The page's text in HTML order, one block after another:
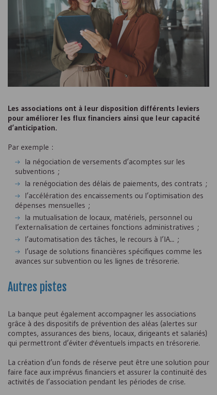
Les associations ont à leur disposition différents leviers
pour améliorer les flux financiers ainsi que leur capacité
d’anticipation.
Par exemple :
la négociation de versements d’acomptes sur les
subventions ;
la renégociation des délais de paiements, des contrats ;
l’accélération des encaissements ou l’optimisation des
dépenses mensuelles ;
la mutualisation de locaux, matériels, personnel ou
l’externalisation de certaines fonctions administratives ;
l’automatisation des tâches, le recours à l’IA... ;
l’usage de solutions financières spécifiques comme les
avances sur subvention ou les lignes de trésorerie.
Autres pistes
La banque peut également accompagner les associations
grâce à des dispositifs de prévention des aléas (alertes sur
comptes, assurances des biens, locaux, dirigeants et salariés)
qui permettront d’éviter d'éventuels impacts en trésorerie.
La création d’un fonds de réserve peut être une solution pour
faire face aux imprévus financiers et assurer la continuité des
activités de l’association pendant les périodes de crise.